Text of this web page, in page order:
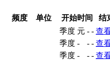
频度 单位 开始时间
结
季度 元 - - 查
季度 - - - 查
季度 - - - 查